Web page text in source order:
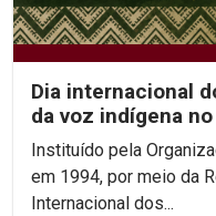
Dia internacional
da voz indígena
Instituído pela
em 1994, por meio da
Internacional dos...